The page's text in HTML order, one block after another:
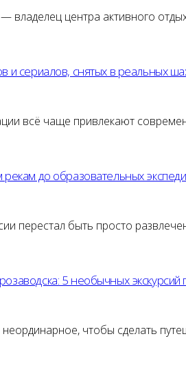
владелец центра активного
и сериалов, снятых в реальных
всё чаще привлекают
до образовательных
перестал быть просто
5 необычных экскурсий
чтобы сделать